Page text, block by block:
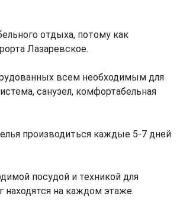
отдыха, потому как
Лазаревское.
всем необходимым для
санузел, комфортабельная
производиться каждые 5-7 дней
посудой и техникой для
находятся на каждом этаже.